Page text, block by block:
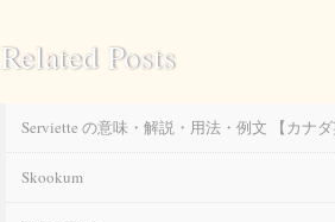
Related Posts
Serviette の意味・解説・用法・例文 【カナダ
Skookum